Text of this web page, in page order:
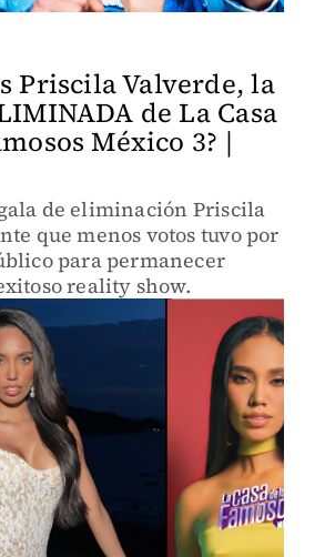
Priscila Valverde, la
de La Casa
México 3? |
de eliminación Priscila
que menos votos tuvo por
para permanecer
reality show.